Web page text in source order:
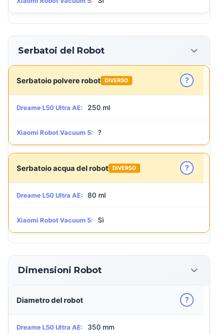
Serbatoi del Robot
Serbatoio polvere robot DIVERSO ?
Dreame L50 Ultra AE: 250 ml
Xiaomi Robot Vacuum 5: ?
Serbatoio acqua del robot DIVERSO ?
Dreame L50 Ultra AE: 80 ml
Xiaomi Robot Vacuum 5: Sì
Dimensioni Robot
Diametro del robot ?
Dreame L50 Ultra AE: 350 mm